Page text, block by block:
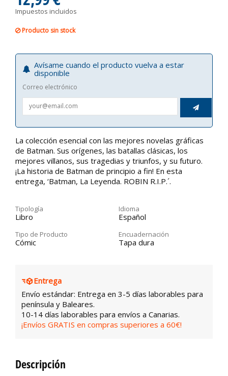
Impuestos incluidos
Producto sin stock
Avísame cuando el producto vuelva a estar
disponible
Correo electrónico

La colección esencial con las mejores novelas gráficas
de Batman. Sus orígenes, las batallas clásicas, los
mejores villanos, sus tragedias y triunfos, y su futuro.
¡La historia de Batman de principio a fin! En esta
entrega, ‘Batman, La Leyenda. ROBIN R.I.P.´.
Tipología
Libro
Idioma
Español
Tipo de Producto
Cómic
Encuadernación
Tapa dura
Entrega
Envío estándar: Entrega en 3-5 días laborables para
península y Baleares.
10-14 días laborables para envíos a Canarias.
¡Envíos GRATIS en compras superiores a 60€!
Descripción